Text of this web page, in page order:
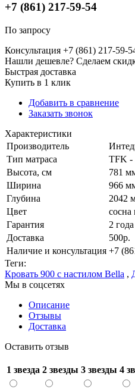
+7 (861) 217-59-54
По запросу
Консультация +7 (861) 217-59-
Нашли дешевле? Сделаем
Быстрая доставка
Купить в 1 клик
Добавить в сравнение
Заказать звонок
Характеристики
Производитель
Тип матраса
TFK -
Высота, см
781
Ширина
966
Глубина
2042
Цвет
сосна
Гарантия
2 года
Доставка
500р.
Наличие и консультация +7
Теги:
Кровать 900 с настилом Bella ,
Мы в соцсетях
Описание
Отзывы
Доставка
Оставить отзыв
1 звезда 2 звезды 3 звезды 4